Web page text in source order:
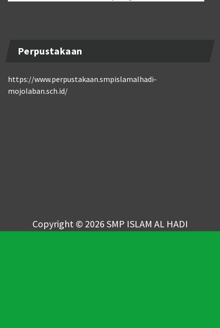
Perpustakaan
https://www.perpustakaan.smpislamalhadi-
mojolaban.sch.id/
Copyright © 2026 SMP ISLAM AL HADI